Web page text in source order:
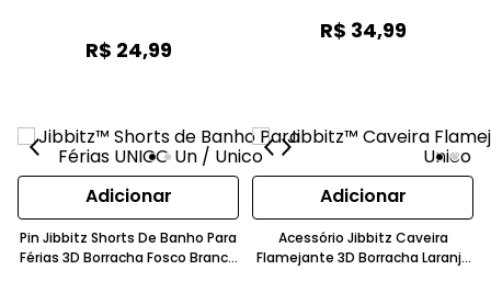
R$ 24,99
R$ 34,99
Adicionar
Pin Jibbitz Shorts De Banho Para
Férias 3D Borracha Fosco Branco
Adicionar
Acessório Jibbitz Caveira
Flamejante 3D Borracha Laranja